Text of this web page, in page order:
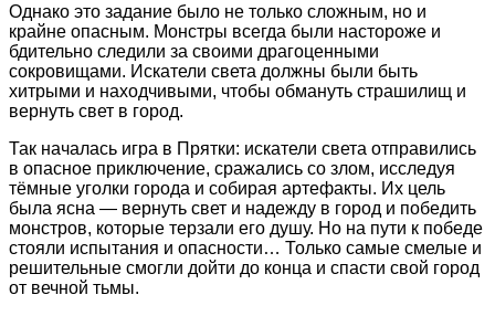
Однако это задание было не только сложным, но и
крайне опасным. Монстры всегда были настороже и
бдительно следили за своими драгоценными
сокровищами. Искатели света должны были быть
хитрыми и находчивыми, чтобы обмануть страшилищ и
вернуть свет в город.
Так началась игра в Прятки: искатели света отправились
в опасное приключение, сражались со злом, исследуя
тёмные уголки города и собирая артефакты. Их цель
была ясна — вернуть свет и надежду в город и победить
монстров, которые терзали его душу. Но на пути к победе
стояли испытания и опасности… Только самые смелые и
решительные смогли дойти до конца и спасти свой город
от вечной тьмы.